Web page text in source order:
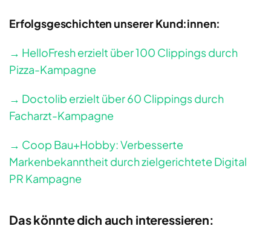
Erfolgsgeschichten unserer Kund:innen:
→ HelloFresh erzielt über 100 Clippings durch
Pizza-Kampagne
→ Doctolib erzielt über 60 Clippings durch
Facharzt-Kampagne
→ Coop Bau+Hobby: Verbesserte
Markenbekanntheit durch zielgerichtete Digital
PR Kampagne
Das könnte dich auch interessieren: